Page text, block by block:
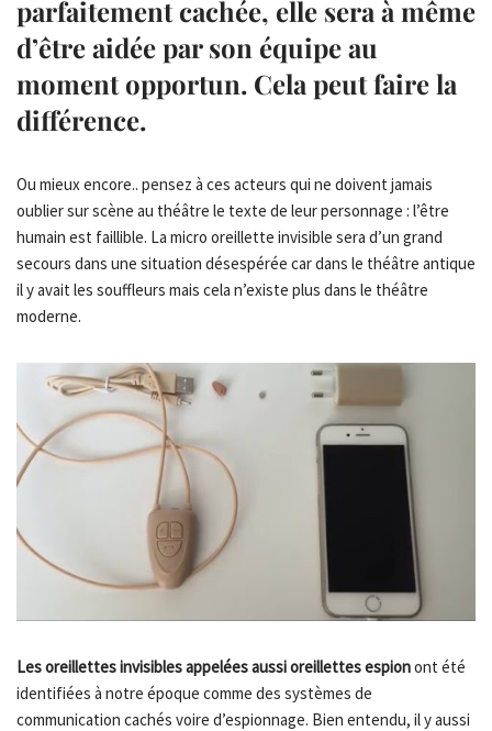
parfaitement cachée, elle sera à même
d’être aidée par son équipe au
moment opportun. Cela peut faire la
différence.
Ou mieux encore.. pensez à ces acteurs qui ne doivent jamais
oublier sur scène au théâtre le texte de leur personnage : l’être
humain est faillible. La micro oreillette invisible sera d’un grand
secours dans une situation désespérée car dans le théâtre antique
il y avait les souffleurs mais cela n’existe plus dans le théâtre
moderne.
Les oreillettes invisibles appelées aussi oreillettes espionont été
identifiées à notre époque comme des systèmes de
communication cachés voire d’espionnage. Bien entendu, il y aussi